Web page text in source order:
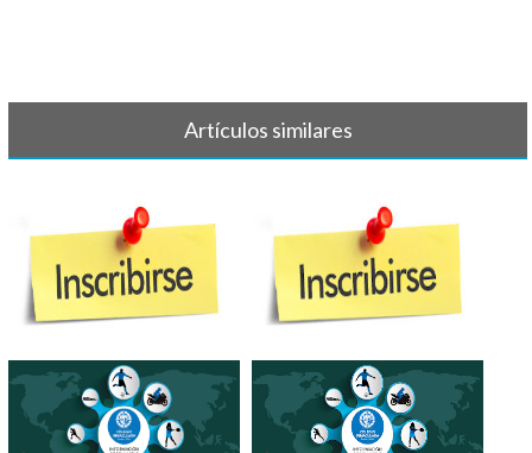
Artículos similares
INSCRIPCIONES
PARAESCOLARES 24 - 25
INSCRIPCIONES
PARAESCOLARES 2022 - [...]